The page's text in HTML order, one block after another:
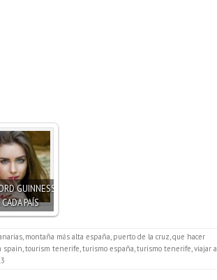
GUINNESS
PAÍS
montaña más alta españa puerto de la cruz que hacer
spain tourism tenerife turismo españa turismo tenerife viajar a